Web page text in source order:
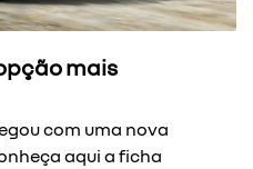
mais
com uma nova
aqui a ficha